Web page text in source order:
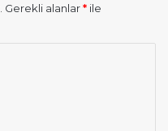
Gerekli alanlar* ile